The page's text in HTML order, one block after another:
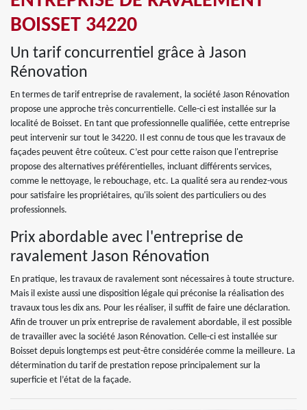
BOISSET 34220
Un tarif concurrentiel grâce à Jason
Rénovation
En termes de tarif entreprise de ravalement, la société Jason Rénovation
propose une approche très concurrentielle. Celle-ci est installée sur la
localité de Boisset. En tant que professionnelle qualifiée, cette entreprise
peut intervenir sur tout le 34220. Il est connu de tous que les travaux de
façades peuvent être coûteux. C’est pour cette raison que l'entreprise
propose des alternatives préférentielles, incluant différents services,
comme le nettoyage, le rebouchage, etc. La qualité sera au rendez-vous
pour satisfaire les propriétaires, qu'ils soient des particuliers ou des
professionnels.
Prix abordable avec l'entreprise de
ravalement Jason Rénovation
En pratique, les travaux de ravalement sont nécessaires à toute structure.
Mais il existe aussi une disposition légale qui préconise la réalisation des
travaux tous les dix ans. Pour les réaliser, il suffit de faire une déclaration.
Afin de trouver un prix entreprise de ravalement abordable, il est possible
de travailler avec la société Jason Rénovation. Celle-ci est installée sur
Boisset depuis longtemps est peut-être considérée comme la meilleure. La
détermination du tarif de prestation repose principalement sur la
superficie et l’état de la façade.